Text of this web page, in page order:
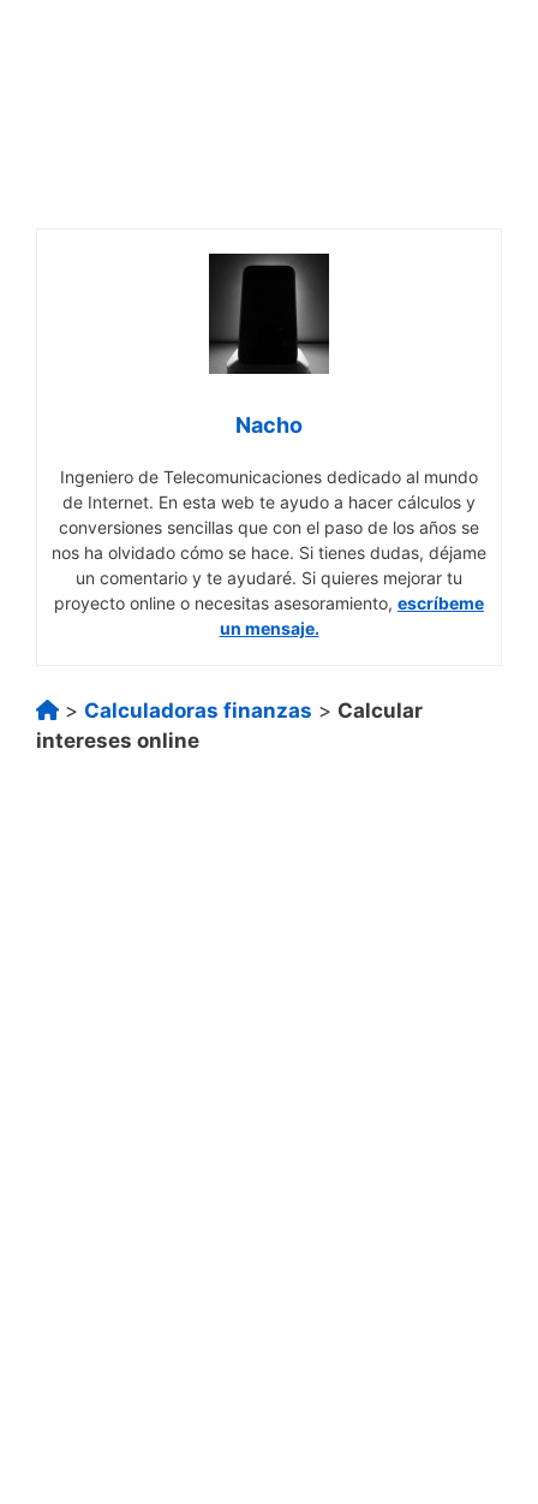
Nacho
Ingeniero de Telecomunicaciones dedicado al mundo
de Internet. En esta web te ayudo a hacer cálculos y
conversiones sencillas que con el paso de los años se
nos ha olvidado cómo se hace. Si tienes dudas, déjame
un comentario y te ayudaré. Si quieres mejorar tu
proyecto online o necesitas asesoramiento, escríbeme
un mensaje.
> Calculadoras finanzas > Calcular
intereses online